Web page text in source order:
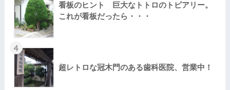
看板のヒント 巨大なトトロのトピアリー。
これが看板だったら・・・
4
超レトロな冠木門のある歯科医院、営業中！